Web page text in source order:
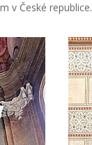
v České republice.